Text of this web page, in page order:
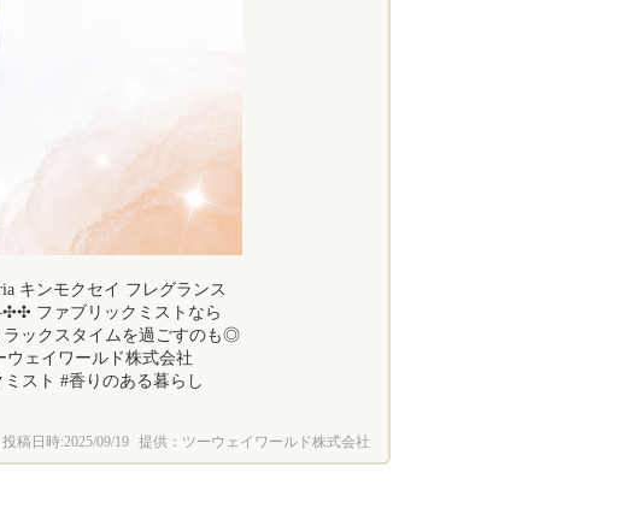
キンモクセイ フレグランス
ファブリックミストなら
ラックスタイムを過ごすのも◎
ウェイワールド株式会社
スト #香りのある暮らし
投稿日時:2025/09/19 提供：ツーウェイワールド株式会社